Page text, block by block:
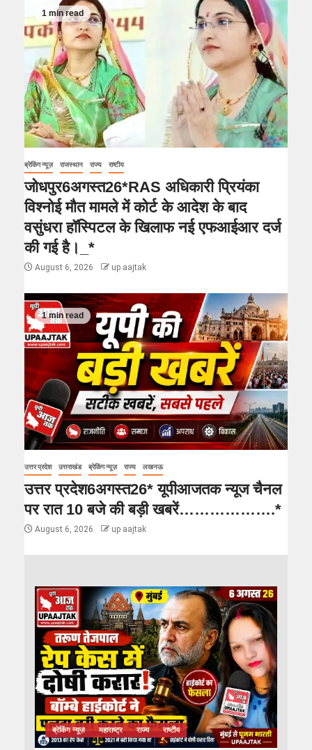
1 min read
ब्रेकिंग न्यूज़ राजस्थान राज्य राष्टीय
जोधपुर6अगस्त26*RAS अधिकारी प्रियंका
विश्नोई मौत मामले में कोर्ट के आदेश के बाद
वसुंधरा हॉस्पिटल के खिलाफ नई एफआईआर दर्ज
की गई है।_*
August 6, 2026 up aajtak
1 min read
उत्तर प्रदेश उत्तराखंड ब्रेकिंग न्यूज़ राज्य लखनऊ
उत्तर प्रदेश6अगस्त26* यूपीआजतक न्यूज चैनल
पर रात 10 बजे की बड़ी खबरें……………….*
August 6, 2026 up aajtak
ब्रेकिंग न्यूज़ महाराष्ट्र राज्य राष्टीय